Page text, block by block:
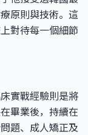
原則與技術。這
對待每一個細節
實戰經驗則是將
在畢業後，持續在
題、成人矯正及